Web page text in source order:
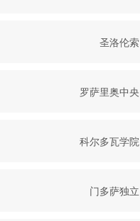
圣洛伦索
罗萨里奥中央
科尔多瓦学院
门多萨独立